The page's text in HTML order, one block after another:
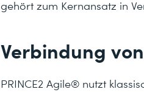
gehört zum Kernansatz in
Verbindung
PRINCE2 Agile® nutzt